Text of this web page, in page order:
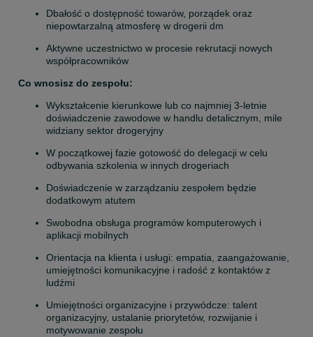
Dbałość o dostępność towarów, porządek oraz
niepowtarzalną atmosferę w drogerii dm
Aktywne uczestnictwo w procesie rekrutacji nowych
współpracowników
Co wnosisz do zespołu:
Wykształcenie kierunkowe lub co najmniej 3-letnie
doświadczenie zawodowe w handlu detalicznym, mile
widziany sektor drogeryjny
W początkowej fazie gotowość do delegacji w celu
odbywania szkolenia w innych drogeriach
Doświadczenie w zarządzaniu zespołem będzie
dodatkowym atutem
Swobodna obsługa programów komputerowych i
aplikacji mobilnych
Orientacja na klienta i usługi: empatia, zaangażowanie,
umiejętności komunikacyjne i radość z kontaktów z
ludźmi
Umiejętności organizacyjne i przywódcze: talent
organizacyjny, ustalanie priorytetów, rozwijanie i
motywowanie zespołu